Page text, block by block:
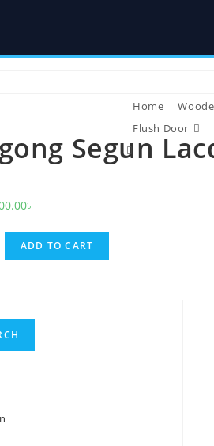
Home
Flush Door
Toggle
Segun
.
৳
is:
28,000.00৳ .
ADD TO CART